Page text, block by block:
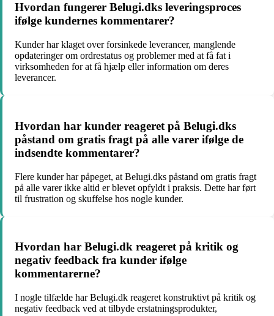
Hvordan fungerer Belugi.dks leveringsproces
ifølge kundernes kommentarer?
Kunder har klaget over forsinkede leverancer, manglende
opdateringer om ordrestatus og problemer med at få fat i
virksomheden for at få hjælp eller information om deres
leverancer.
Hvordan har kunder reageret på Belugi.dks
påstand om gratis fragt på alle varer ifølge de
indsendte kommentarer?
Flere kunder har påpeget, at Belugi.dks påstand om gratis fragt
på alle varer ikke altid er blevet opfyldt i praksis. Dette har ført
til frustration og skuffelse hos nogle kunder.
Hvordan har Belugi.dk reageret på kritik og
negativ feedback fra kunder ifølge
kommentarerne?
I nogle tilfælde har Belugi.dk reageret konstruktivt på kritik og
negativ feedback ved at tilbyde erstatningsprodukter,